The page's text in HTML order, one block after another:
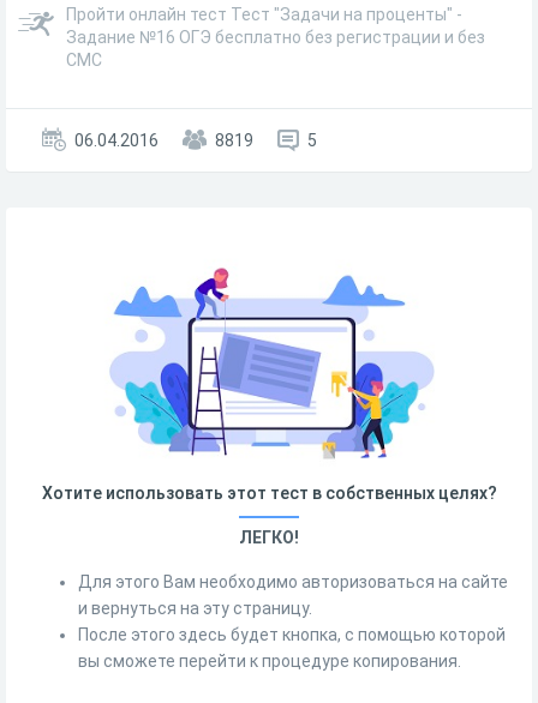
Пройти онлайн тест Тест "Задачи на проценты" -
Задание №16 ОГЭ бесплатно без регистрации и без
СМС
06.04.2016 8819 5
Хотите использовать этот тест в собственных целях?
ЛЕГКО!
Для этого Вам необходимо авторизоваться на сайте
и вернуться на эту страницу.
После этого здесь будет кнопка, с помощью которой
вы сможете перейти к процедуре копирования.